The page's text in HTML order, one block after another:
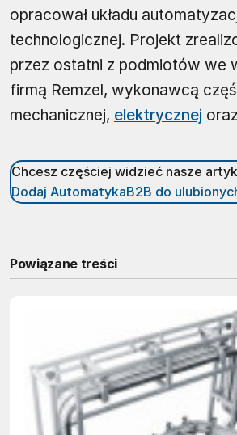
opracował układu
technologicznej. Projekt
przez ostatni z podmiotów we
firmą Remzel, wykonawcą
mechanicznej, elektrycznej
Chcesz częściej widzieć nasze
Dodaj AutomatykaB2B do
Powiązane treści